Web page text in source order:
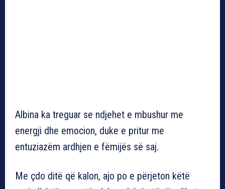
Albina ka treguar se ndjehet e mbushur me
energji dhe emocion, duke e pritur me
entuziazëm ardhjen e fëmijës së saj.
Me çdo ditë që kalon, ajo po e përjeton këtë